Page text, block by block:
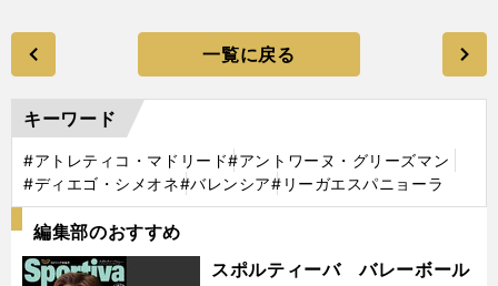
一覧に戻る
キーワード
#アトレティコ・マドリード#アントワーヌ・グリーズマン
#ディエゴ・シメオネ#バレンシア#リーガエスパニョーラ
編集部のおすすめ
スポルティーバ バレーボール